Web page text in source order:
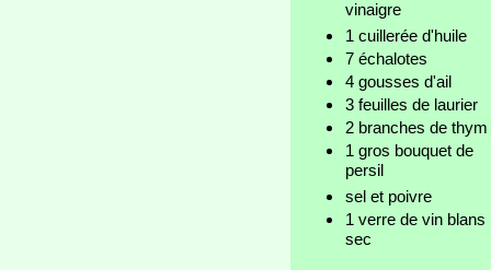
vinaigre
1 cuillerée d'huile
7 échalotes
4 gousses d'ail
3 feuilles de laurier
2 branches de thym
1 gros bouquet de
persil
sel et poivre
1 verre de vin blans
sec